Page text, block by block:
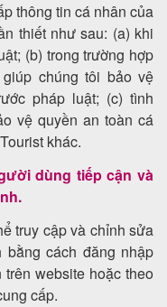
thông tin cá nhân của
thiết như sau: (a) khi
(b) trong trường hợp
chúng tôi bảo vệ
pháp luật; (c) tình
vệ quyền an toàn cá
khác.
dùng tiếp cận và
truy cập và chỉnh sửa
cách đăng nhập
website hoặc theo
cấp.